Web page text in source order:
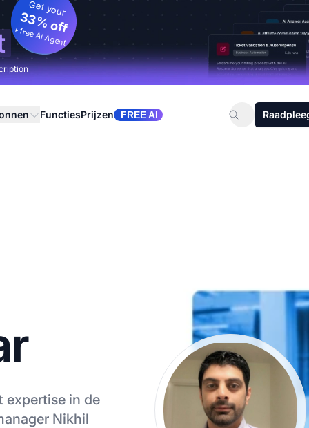
Get your
33% off
+ free AI Agent
FunctiesPrijzen FREE AI
expertise in de
Nikhil